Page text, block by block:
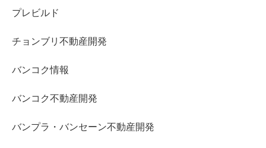
プレビルド
チョンブリ不動産開発
バンコク情報
バンコク不動産開発
バンプラ・バンセーン不動産開発